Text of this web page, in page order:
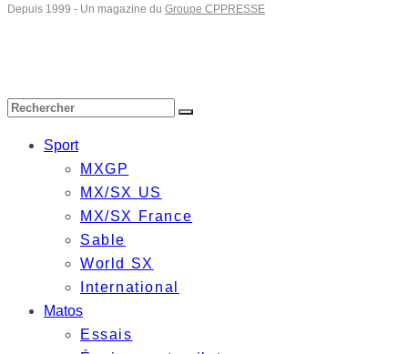
Depuis 1999 - Un magazine du Groupe CPPRESSE
Sport
MXGP
MX/SX US
MX/SX France
Sable
World SX
International
Matos
Essais